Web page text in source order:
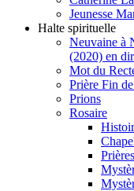
Jeunesse
Halte spirituelle
Neuvaine à
(2020) en
Mot du
Prière Fin
Prions
Rosaire